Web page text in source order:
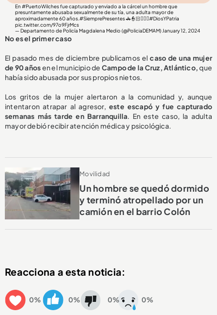
En#PuertoWilchesfue capturado y enviado a la cárcel un hombre que
presuntamente abusaba sexualmente de su tía, una adulta mayor de
aproximadamente 60 años.#SiemprePresentes🚓👮🏻👮🏻‍♀️#DiosYPatria
pic.twitter.com/97o9FjrMcs
— Departamento de Policía Magdalena Medio (@PoliciaDEMAM)January 12, 2024
No es el primer caso
El pasado mes de diciembre publicamos el caso de una mujer
de 90 añosen el municipio de Campo de la Cruz, Atlántico,que
había sido abusada por sus propios nietos.
Los gritos de la mujer alertaron a la comunidad y, aunque
intentaron atrapar al agresor, este escapó y fue capturado
semanas más tarde en Barranquilla. En este caso, la adulta
mayor debió recibir atención médica y psicológica.
Movilidad
Un hombre se quedó dormido
y terminó atropellado por un
camión en el barrio Colón
Reacciona a esta noticia:
0% 0% 0% 0%